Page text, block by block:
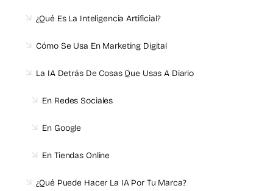
¿Qué Es La Inteligencia Artificial?
Cómo Se Usa En Marketing Digital
La IA Detrás De Cosas Que Usas A Diario
En Redes Sociales
En Google
En Tiendas Online
¿Qué Puede Hacer La IA Por Tu Marca?